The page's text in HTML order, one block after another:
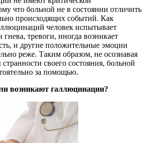
что больной не в состоянии отличить
происходящих событий. Как
человек испытывает
тревоги, иногда возникает
и другие положительные эмоции
реже. Таким образом, не осознавая
своего состояния, больной
за помощью.
возникают галлюцинации?